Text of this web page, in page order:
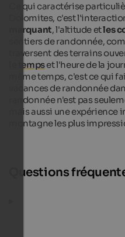
Ce qui caractérise
Dolomites, c'est
marquant, l'altitude etles
sentiers de randonnée,
traversent des terrains
le tempset l'heure de la
même temps, c'est ce qui
vacances de randonnée
randonnée n'est pas
mais aussi une expérience
montagne les plus
Questions